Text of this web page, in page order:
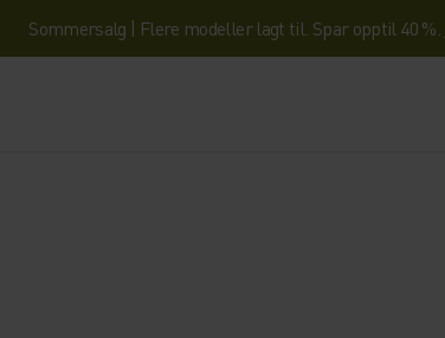
Sommersalg | Flere modeller lagt til. Spar opptil 40 %.